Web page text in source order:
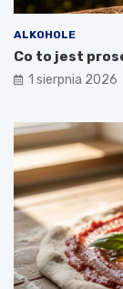
ALKOHOLE
Co to jest
1 sierpnia 2026